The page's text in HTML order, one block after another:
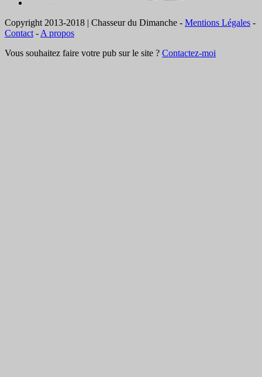
Copyright 2013-2018 | Chasseur du Dimanche - Mentions Légales -
Contact - A propos
Vous souhaitez faire votre pub sur le site ? Contactez-moi